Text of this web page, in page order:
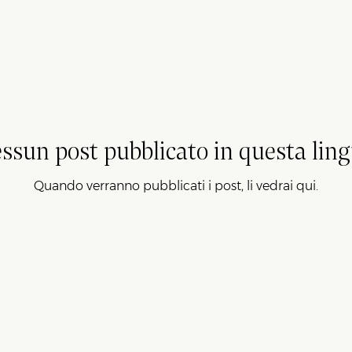
post pubblicato in questa
Quando verranno pubblicati i post, li vedrai qui.